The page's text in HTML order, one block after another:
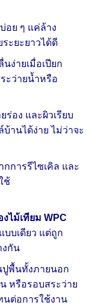
อย ๆ แค่ล้าง
ะยะยาวได้ดี
ง่ายเมื่อเปียก
ะว่ายน้ำหรือ
อง และผิวเรียบ
านได้ง่าย ไม่ว่าจะ
การรีไซเคิล และ
ช้
ไม้เทียม WPC
บบเดียว แต่ถูก
งกัน
ปูพื้นทั้งภายนอก
หรือรอบสระว่าย
นต่อการใช้งาน